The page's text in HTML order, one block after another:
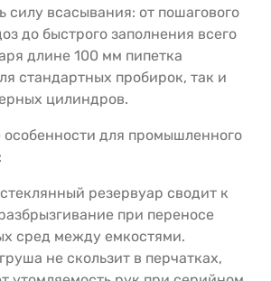
силу всасывания: от пошагового
до быстрого заполнения всего
длине 100 мм пипетка
стандартных пробирок, так и
цилиндров.
особенности для промышленного
резервуар сводит к
при переносе
сред между емкостями.
не скользит в перчатках,